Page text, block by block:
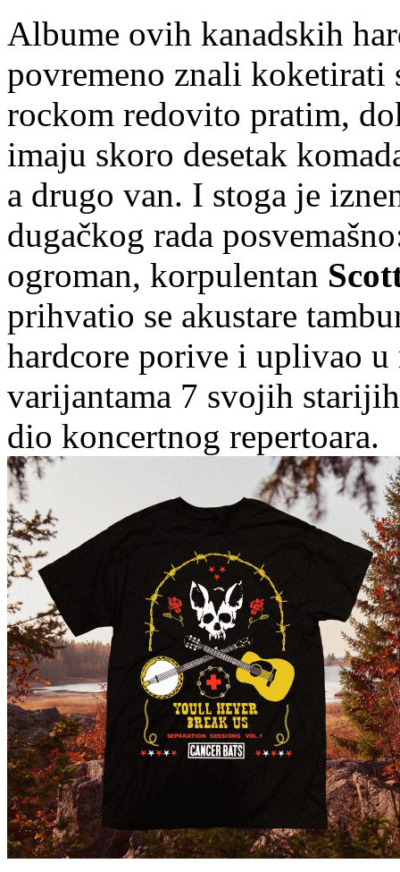
Albume ovih kanadskih
povremeno znali koketirati
rockom redovito pratim,
imaju skoro desetak
a drugo van. I stoga je
dugačkog rada
ogroman, korpulentan
prihvatio se akustare
hardcore porive i uplivao
varijantama 7 svojih
dio koncertnog repertoara.